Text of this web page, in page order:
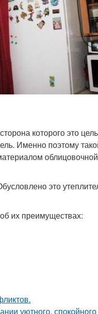
которого это
Именно поэтому
это
их преимуществах:
уютного,